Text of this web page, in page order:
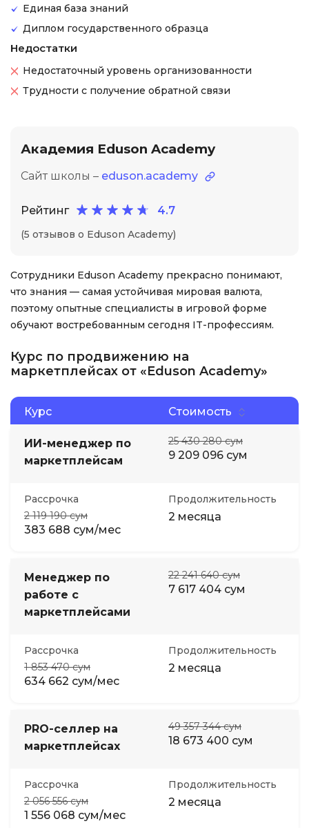
Единая база знаний
Диплом государственного образца
Недостатки
Недостаточный уровень организованности
Трудности с получение обратной связи
Академия Eduson Academy
Сайт школы – eduson.academy
Рейтинг 4.7
(5 отзывов о Eduson Academy)
Сотрудники Eduson Academy прекрасно понимают,
что знания — самая устойчивая мировая валюта,
поэтому опытные специалисты в игровой форме
обучают востребованным сегодня IT-профессиям.
Курс по продвижению на
маркетплейсах от «Eduson Academy»
Курс Стоимость
ИИ-менеджер по
маркетплейсам
25 430 280 сум
9 209 096 сум
Рассрочка
2 119 190 сум
383 688 сум/мес
Продолжительность
2 месяца
Менеджер по
работе с
маркетплейсами
22 241 640 сум
7 617 404 сум
Рассрочка
1 853 470 сум
634 662 сум/мес
Продолжительность
2 месяца
PRO-селлер на
маркетплейсах
49 357 344 сум
18 673 400 сум
Рассрочка
2 056 556 сум
1 556 068 сум/мес
Продолжительность
2 месяца